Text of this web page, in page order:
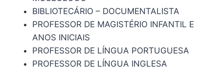
BIBLIOTECÁRIO – DOCUMENTALISTA
PROFESSOR DE MAGISTÉRIO INFANTIL E
ANOS INICIAIS
PROFESSOR DE LÍNGUA PORTUGUESA
PROFESSOR DE LÍNGUA INGLESA